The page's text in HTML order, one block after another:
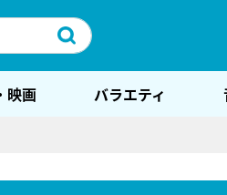
映画 バラエティ